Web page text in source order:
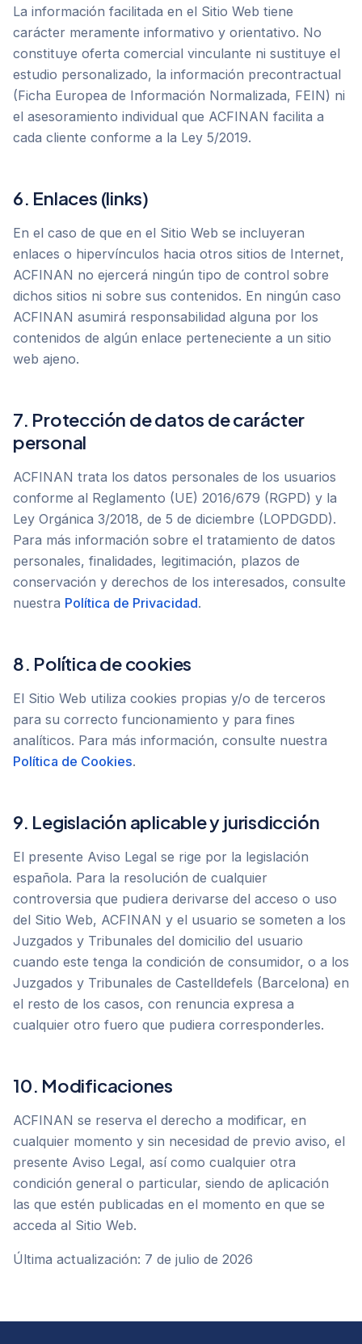
La información facilitada en el Sitio Web tiene
carácter meramente informativo y orientativo. No
constituye oferta comercial vinculante ni sustituye el
estudio personalizado, la información precontractual
(Ficha Europea de Información Normalizada, FEIN) ni
el asesoramiento individual que ACFINAN facilita a
cada cliente conforme a la Ley 5/2019.
6. Enlaces (links)
En el caso de que en el Sitio Web se incluyeran
enlaces o hipervínculos hacia otros sitios de Internet,
ACFINAN no ejercerá ningún tipo de control sobre
dichos sitios ni sobre sus contenidos. En ningún caso
ACFINAN asumirá responsabilidad alguna por los
contenidos de algún enlace perteneciente a un sitio
web ajeno.
7. Protección de datos de carácter
personal
ACFINAN trata los datos personales de los usuarios
conforme al Reglamento (UE) 2016/679 (RGPD) y la
Ley Orgánica 3/2018, de 5 de diciembre (LOPDGDD).
Para más información sobre el tratamiento de datos
personales, finalidades, legitimación, plazos de
conservación y derechos de los interesados, consulte
nuestra Política de Privacidad.
8. Política de cookies
El Sitio Web utiliza cookies propias y/o de terceros
para su correcto funcionamiento y para fines
analíticos. Para más información, consulte nuestra
Política de Cookies.
9. Legislación aplicable y jurisdicción
El presente Aviso Legal se rige por la legislación
española. Para la resolución de cualquier
controversia que pudiera derivarse del acceso o uso
del Sitio Web, ACFINAN y el usuario se someten a los
Juzgados y Tribunales del domicilio del usuario
cuando este tenga la condición de consumidor, o a los
Juzgados y Tribunales de Castelldefels (Barcelona) en
el resto de los casos, con renuncia expresa a
cualquier otro fuero que pudiera corresponderles.
10. Modificaciones
ACFINAN se reserva el derecho a modificar, en
cualquier momento y sin necesidad de previo aviso, el
presente Aviso Legal, así como cualquier otra
condición general o particular, siendo de aplicación
las que estén publicadas en el momento en que se
acceda al Sitio Web.
Última actualización: 7 de julio de 2026